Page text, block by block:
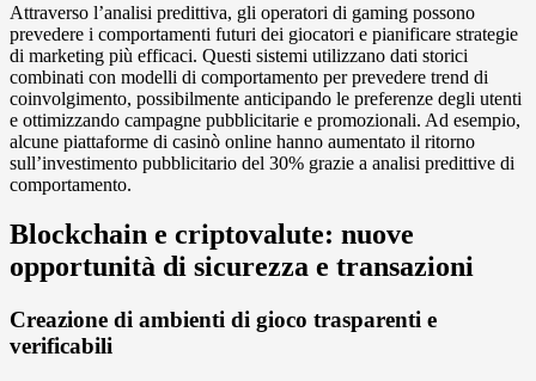
Attraverso l’analisi predittiva, gli operatori di gaming possono
prevedere i comportamenti futuri dei giocatori e pianificare strategie
di marketing più efficaci. Questi sistemi utilizzano dati storici
combinati con modelli di comportamento per prevedere trend di
coinvolgimento, possibilmente anticipando le preferenze degli utenti
e ottimizzando campagne pubblicitarie e promozionali. Ad esempio,
alcune piattaforme di casinò online hanno aumentato il ritorno
sull’investimento pubblicitario del 30% grazie a analisi predittive di
comportamento.
Blockchain e criptovalute: nuove
opportunità di sicurezza e transazioni
Creazione di ambienti di gioco trasparenti e
verificabili